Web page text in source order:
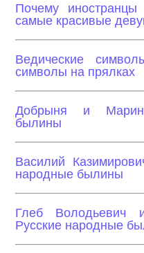
Почему
самые красивые
Ведические
символы на прялках
Добрыня и
былины
Василий
народные былины
Глеб Володьевич
Русские народные